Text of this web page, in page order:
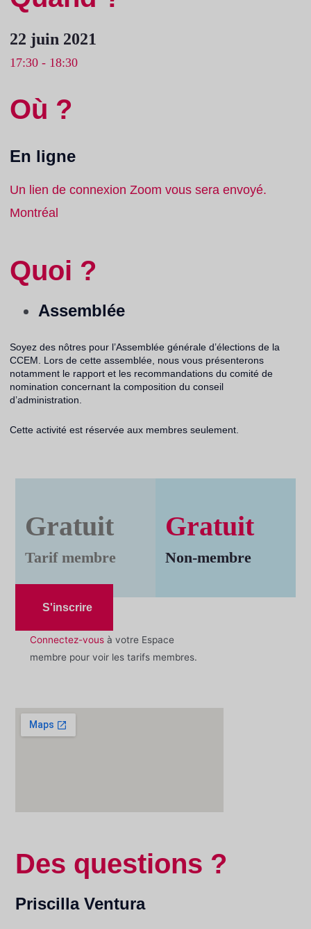
22 juin 2021
17:30 - 18:30
Où ?
En ligne
Un lien de connexion Zoom vous sera envoyé.
Montréal
Quoi ?
Assemblée
Soyez des nôtres pour l’Assemblée générale d’élections de la
CCEM. Lors de cette assemblée, nous vous présenterons
notamment le rapport et les recommandations du comité de
nomination concernant la composition du conseil
d’administration.
Cette activité est réservée aux membres seulement.
Gratuit
Tarif membre
Gratuit
Non-membre
S'inscrire
Connectez-vousà votre Espace
membre pour voir les tarifs membres.
Des questions ?
Priscilla Ventura